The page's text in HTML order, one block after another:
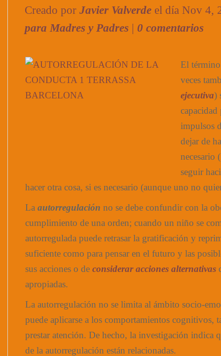
Creado por Javier Valverde el día Nov 4,
para Madres y Padres | 0 comentarios
El
veces
ejecutiva)
impulsos
dejar de
necesario
seguir
hacer otra cosa, si es necesario (aunque uno no
La autorregulación no se debe confundir con la
cumplimiento de una orden; cuando un niño se
autorregulada puede retrasar la gratificación y
suficiente como para pensar en el futuro y las
sus acciones o de considerar acciones alternativas
apropiadas.
La autorregulación no se limita al ámbito socio-
puede aplicarse a los comportamientos cognitivos,
prestar atención. De hecho, la investigación indica
de la autorregulación están relacionadas.